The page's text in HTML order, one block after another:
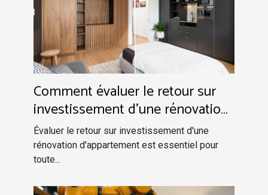
Comment évaluer le retour sur
investissement d'une rénovation
d'appartement ?
Évaluer le retour sur investissement d'une
rénovation d'appartement est essentiel pour
toute...